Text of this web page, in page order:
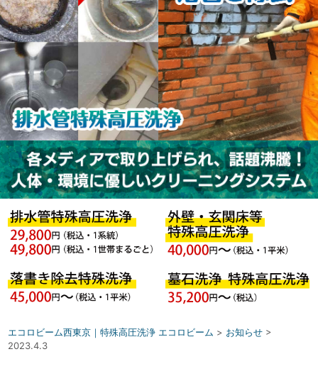
エコロビーム西東京｜特殊高圧洗浄 エコロビーム > お知らせ >
2023.4.3